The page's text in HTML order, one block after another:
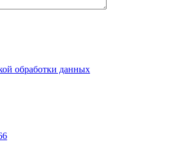
обработки данных